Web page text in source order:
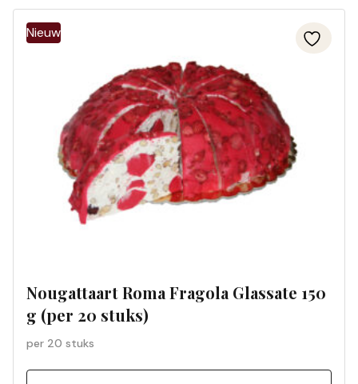
Nougattaart Roma Fragola Glassate 150
g (per 20 stuks)
per 20 stuks